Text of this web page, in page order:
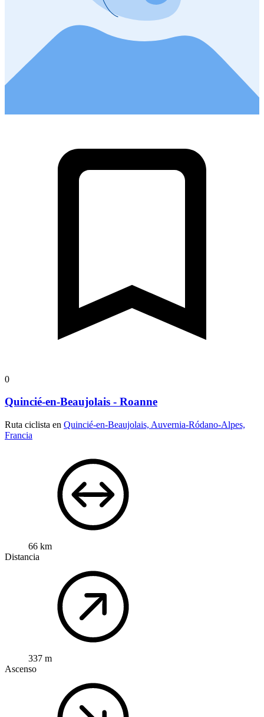
0
Quincié-en-Beaujolais - Roanne
Ruta ciclista en Quincié-en-Beaujolais, Auvernia-Ródano-Alpes,
Francia
66 km
Distancia
337 m
Ascenso